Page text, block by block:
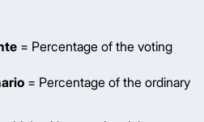
= Percentage of the voting
= Percentage of the ordinary